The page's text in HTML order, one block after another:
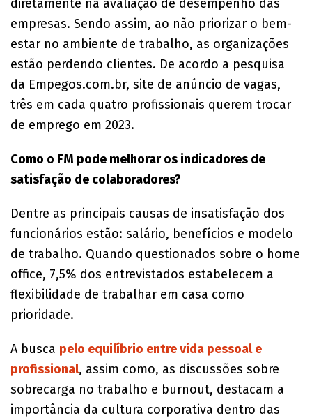
diretamente na avaliação de desempenho das
empresas. Sendo assim, ao não priorizar o bem-
estar no ambiente de trabalho, as organizações
estão perdendo clientes. De acordo a pesquisa
da Empegos.com.br, site de anúncio de vagas,
três em cada quatro profissionais querem trocar
de emprego em 2023.
Como o FM pode melhorar os indicadores de
satisfação de colaboradores?
Dentre as principais causas de insatisfação dos
funcionários estão: salário, benefícios e modelo
de trabalho. Quando questionados sobre o home
office, 7,5% dos entrevistados estabelecem a
flexibilidade de trabalhar em casa como
prioridade.
A busca pelo equilíbrio entre vida pessoal e
profissional, assim como, as discussões sobre
sobrecarga no trabalho e burnout, destacam a
importância da cultura corporativa dentro das